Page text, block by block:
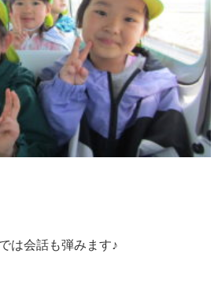
は会話も弾みます♪